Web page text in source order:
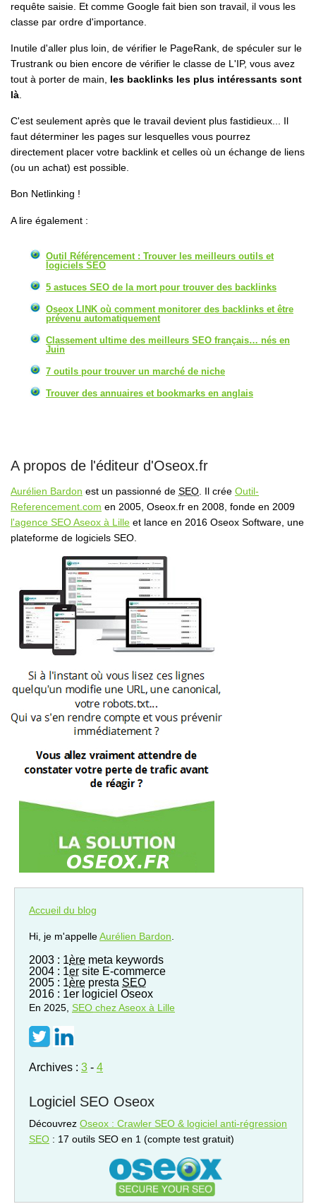
requête saisie. Et comme Google fait bien son travail, il vous les
classe par ordre d'importance.
Inutile d'aller plus loin, de vérifier le PageRank, de spéculer sur le
Trustrank ou bien encore de vérifier le classe de L'IP, vous avez
tout à porter de main, les backlinks les plus intéressants sont
là
C'est seulement après que le travail devient plus fastidieux... Il
faut déterminer les pages sur lesquelles vous pourrez
directement placer votre backlink et celles où un échange de liens
(ou un achat) est possible.
Bon Netlinking !
A lire également :
Outil Référencement : Trouver les meilleurs outils et
logiciels SEO
5 astuces SEO de la mort pour trouver des backlinks
Oseox LINK où comment monitorer des backlinks et être
prévenu automatiquement
Classement ultime des meilleurs SEO français… nés en
Juin
7 outils pour trouver un marché de niche
Trouver des annuaires et bookmarks en anglais
A propos de l'éditeur d'Oseox.fr
Aurélien Bardon est un passionné de SEO . Il crée Outil-
Referencement.com en 2005, Oseox.fr en 2008, fonde en 2009
l'agence SEO Aseox à Lille et lance en 2016 Oseox Software, une
plateforme de logiciels SEO.
Accueil du blog
Hi, je m'appelleAurélien Bardon
2003 : 1ère meta keywords
2004 : 1er site E-commerce
2005 : 1ère presta SEO
2016 : 1er logiciel Oseox
En 2025, SEO chez Aseox à Lille
Archives : 3 - 4
Logiciel SEO Oseox
Découvrez Oseox : Crawler SEO & logiciel anti-régression
SEO : 17 outils SEO en 1 (compte test gratuit)